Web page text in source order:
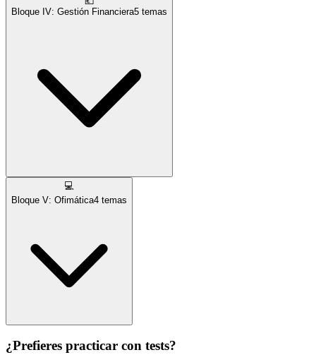
Bloque IV: Gestión Financiera5 temas
💻
Bloque V: Ofimática4 temas
¿Prefieres practicar con tests?